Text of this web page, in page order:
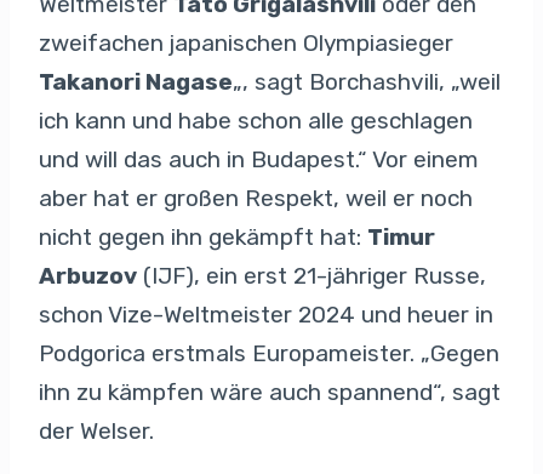
zweifachen japanischen Olympiasieger
Takanori Nagase„, sagt Borchashvili, „weil
ich kann und habe schon alle geschlagen
und will das auch in Budapest.“ Vor einem
aber hat er großen Respekt, weil er noch
nicht gegen ihn gekämpft hat: Timur
Arbuzov (IJF), ein erst 21-jähriger Russe,
schon Vize-Weltmeister 2024 und heuer in
Podgorica erstmals Europameister. „Gegen
ihn zu kämpfen wäre auch spannend“, sagt
der Welser.